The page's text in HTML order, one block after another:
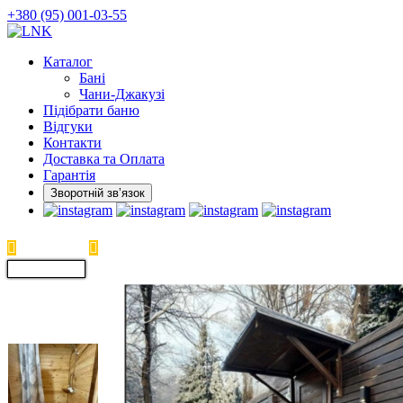
Skip
to
content
+380 (95) 001-03-55
Каталог
Бані
Чани-Джакузі
Підібрати баню
Відгуки
Контакти
Доставка та Оплата
Гарантія
Зворотній звʼязок
Баня